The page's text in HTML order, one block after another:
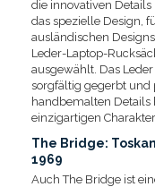
die innovativen Details
das spezielle Design,
ausländischen
Leder-Laptop-
ausgewählt. Das
sorgfältig gegerbt
handbemalten Details
einzigartigen Charakter.
The Bridge:
1969
Auch The Bridge ist